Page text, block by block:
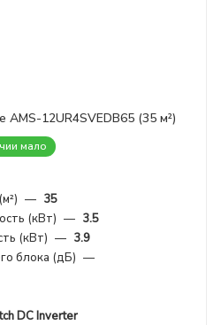
AMS-12UR4SVEDB65 (35 м²)
мало
— 35
(кВт) — 3.5
(кВт) — 3.9
блока (дБ) —
DC Inverter